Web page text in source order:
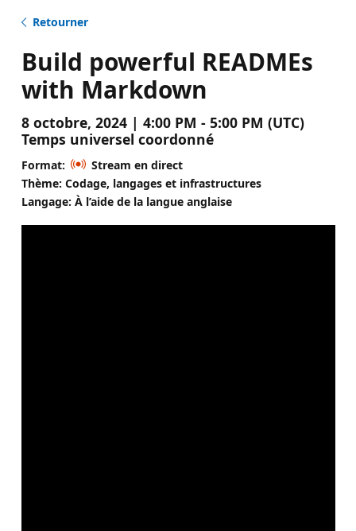
Retourner
Build powerful READMEs
with Markdown
8 octobre, 2024 | 4:00 PM - 5:00 PM (UTC)
Temps universel coordonné
Format:
Stream en direct
Thème: Codage, langages et infrastructures
Langage: À l’aide de la langue anglaise